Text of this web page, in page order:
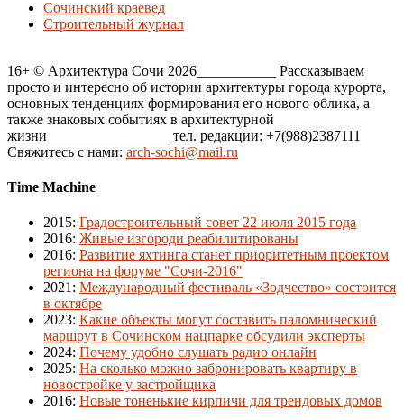
Сочинский краевед
Строительный журнал
16+ © Архитектура Сочи 2026___________ Рассказываем
просто и интересно об истории архитектуры города курорта,
основных тенденциях формирования его нового облика, а
также знаковых событиях в архитектурной
жизни_________________ тел. редакции: +7(988)2387111
Свяжитесь с нами: arch-sochi@mail.ru
Time Machine
2015: Градостроительный совет 22 июля 2015 года
2016: Живые изгороди реабилитированы
2016: Развитие яхтинга станет приоритетным проектом
региона на форуме "Сочи-2016"
2021: Международный фестиваль «Зодчество» состоится
в октябре
2023: Какие объекты могут составить паломнический
маршрут в Сочинском нацпарке обсудили эксперты
2024: Почему удобно слушать радио онлайн
2025: На сколько можно забронировать квартиру в
новостройке у застройщика
2016: Новые тоненькие кирпичи для трендовых домов